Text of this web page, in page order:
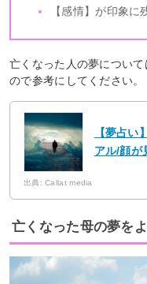
【感情】が印象に
亡くなった人の夢につい
ので参考にしてください。
【夢占い
アル/顔が
出典: Callat media
亡くなった母の夢を